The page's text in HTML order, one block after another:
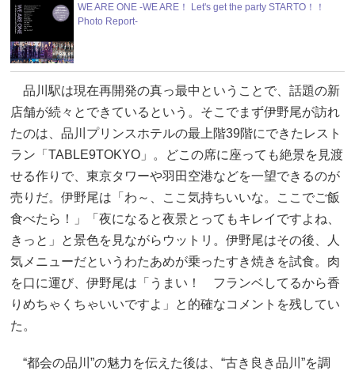
WE ARE ONE -WE ARE！ Let's get the party STARTO！！
Photo Report-
品川駅は現在再開発の真っ最中ということで、話題の新
店舗が続々とできているという。そこでまず伊野尾が訪れ
たのは、品川プリンスホテルの最上階39階にできたレスト
ラン「TABLE9TOKYO」。どこの席に座っても絶景を見渡
せる作りで、東京タワーや羽田空港などを一望できるのが
売りだ。伊野尾は「わ～、ここ気持ちいいな。ここでご飯
食べたら！」「夜になると夜景とってもキレイですよね、
きっと」と景色を見ながらウットリ。伊野尾はその後、人
気メニューだというわたあめが乗ったすき焼きを試食。肉
を口に運び、伊野尾は「うまい！ フランベしてるから香
りめちゃくちゃいいですよ」と的確なコメントを残してい
た。
“都会の品川”の魅力を伝えた後は、“古き良き品川”を調